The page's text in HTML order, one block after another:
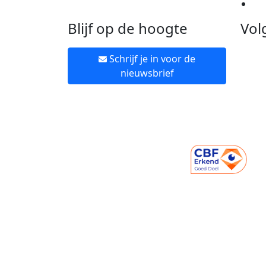
Blijf op de hoogte
Schrijf je in voor de
nieuwsbrief